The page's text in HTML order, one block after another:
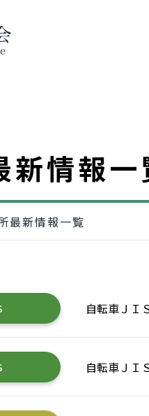
新情報一
最新情報一覧
自転車ＪＩ
自転車ＪＩ